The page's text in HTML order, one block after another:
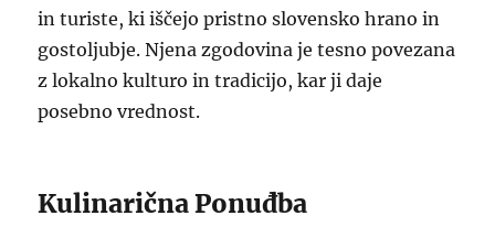
in turiste, ki iščejo pristno slovensko hrano in
gostoljubje. Njena zgodovina je tesno povezana
z lokalno kulturo in tradicijo, kar ji daje
posebno vrednost.
Kulinarična Ponuđba